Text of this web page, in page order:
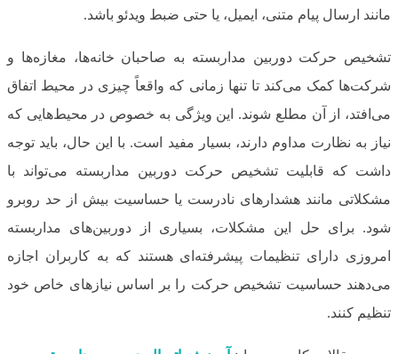
مانند ارسال پیام متنی، ایمیل، یا حتی ضبط ویدئو باشد.
تشخیص حرکت دوربین مداربسته به صاحبان خانه‌ها، مغازه‌ها و
شرکت‌ها کمک می‌کند تا تنها زمانی که واقعاً چیزی در محیط اتفاق
می‌افتد، از آن مطلع شوند. این ویژگی به خصوص در محیط‌هایی که
نیاز به نظارت مداوم دارند، بسیار مفید است. با این حال، باید توجه
داشت که قابلیت تشخیص حرکت دوربین مداربسته می‌تواند با
مشکلاتی مانند هشدارهای نادرست یا حساسیت بیش از حد روبرو
شود. برای حل این مشکلات، بسیاری از دوربین‌های مداربسته
امروزی دارای تنظیمات پیشرفته‌ای هستند که به کاربران اجازه
می‌دهند حساسیت تشخیص حرکت را بر اساس نیازهای خاص خود
تنظیم کنند.